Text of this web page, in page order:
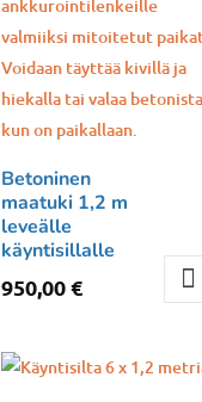
Betoninen
maatuki 1,2 m
leveälle
käyntisillalle
950,00€